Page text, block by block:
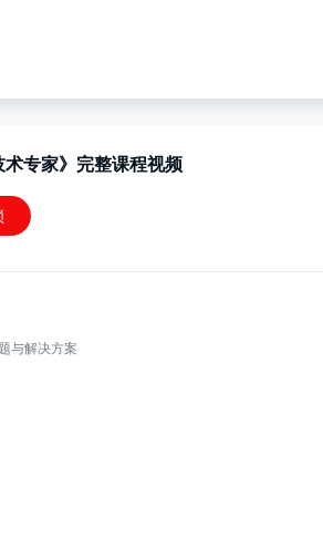
专家》完整课程视频
与解决方案